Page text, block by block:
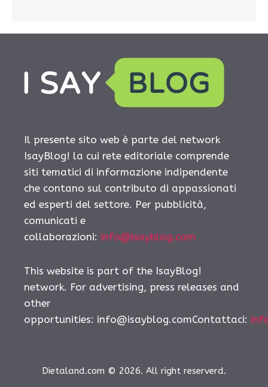
Il presente sito web è parte del network
IsayBlog! la cui rete editoriale comprende
siti tematici di informazione indipendente
che contano sul contributo di appassionati
ed esperti del settore. Per pubblicità,
comunicati e
collaborazioni: info@isayblog.com
This website is part of the IsayBlog!
network. For advertising, press releases and
other
opportunities: info@isayblog.comContattaci:
Dietaland.com © 2026. All right reserverd.